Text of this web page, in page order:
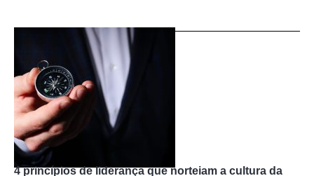
4 princípios de liderança que norteiam a cultura da